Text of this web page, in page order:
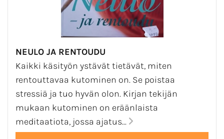
NEULO JA RENTOUDU
Kaikki käsityön ystävät tietävät, miten
rentouttavaa kutominen on. Se poistaa
stressiä ja tuo hyvän olon. Kirjan tekijän
mukaan kutominen on eräänlaista
meditaatiota, jossa ajatus...